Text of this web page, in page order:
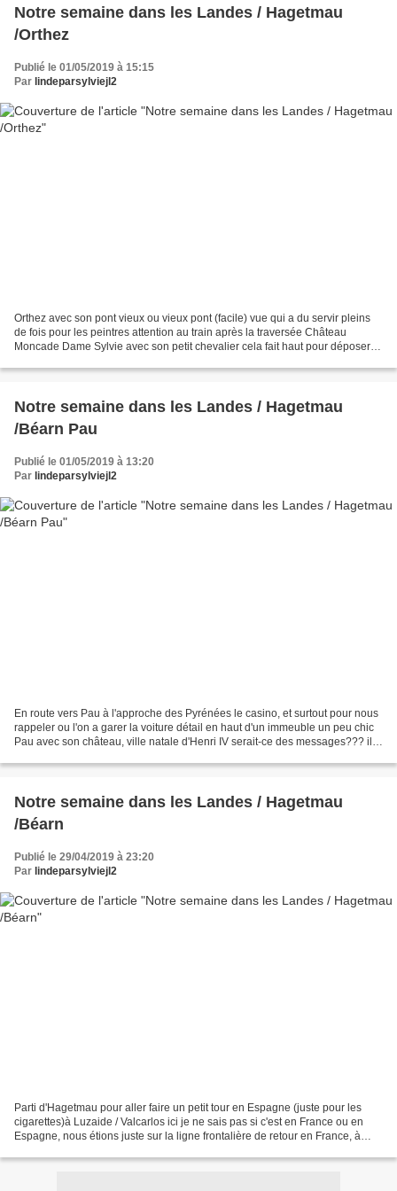
Notre semaine dans les Landes / Hagetmau
/Orthez
Publié le 01/05/2019 à 15:15
Par lindeparsylviejl2
Orthez avec son pont vieux ou vieux pont (facile) vue qui a du servir pleins
de fois pour les peintres attention au train après la traversée Château
Moncade Dame Sylvie avec son petit chevalier cela fait haut pour déposer le
Notre semaine dans les Landes / Hagetmau
/Béarn Pau
Publié le 01/05/2019 à 13:20
Par lindeparsylviejl2
En route vers Pau à l'approche des Pyrénées le casino, et surtout pour nous
rappeler ou l'on a garer la voiture détail en haut d'un immeuble un peu chic
Pau avec son château, ville natale d'Henri IV serait-ce des messages??? il
Notre semaine dans les Landes / Hagetmau
/Béarn
Publié le 29/04/2019 à 23:20
Par lindeparsylviejl2
Parti d'Hagetmau pour aller faire un petit tour en Espagne (juste pour les
cigarettes)à Luzaide / Valcarlos ici je ne sais pas si c'est en France ou en
Espagne, nous étions juste sur la ligne frontalière de retour en France, à